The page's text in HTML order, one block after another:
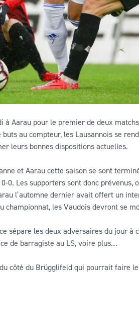
à Aarau pour le premier de deux
au compteur, les Lausannois se
leurs bonnes dispositions actuelles.
et Aarau cette saison se sont
0. Les supporters sont donc
l’automne dernier avait offert un
championnat, les Vaudois devront se
sépare les deux adversaires du jour à
de barragiste au LS, voire plus…
côté du Brügglifeld qui pourrait faire